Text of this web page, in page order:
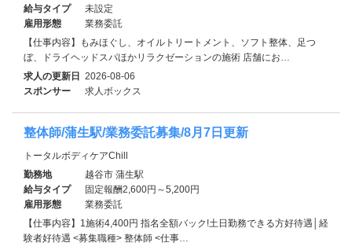
給与タイプ
未設定
雇用形態
業務委託
【仕事内容】もみほぐし、オイルトリートメント、ソフト整体、足つ
ぼ、ドライヘッドスパほかリラクゼーションの施術 店舗にお…
求人の更新日 2026-08-06
スポンサー
求人ボックス
整体師/蒲生駅/業務委託募集/8月7日更新
トータルボディケアChill
勤務地
越谷市 蒲生駅
給与タイプ
固定報酬2,600円～5,200円
雇用形態
業務委託
【仕事内容】1施術4,400円 指名全額バック!土日勤務できる方好待遇│経
験者好待遇 <募集職種> 整体師 <仕事…